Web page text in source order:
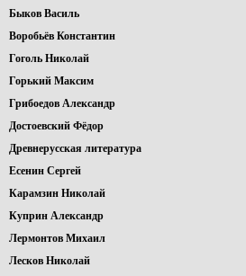
Быков Василь
Воробьёв Константин
Гоголь Николай
Горький Максим
Грибоедов Александр
Достоевский Фёдор
Древнерусская литература
Есенин Сергей
Карамзин Николай
Куприн Александр
Лермонтов Михаил
Лесков Николай